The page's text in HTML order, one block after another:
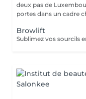
deux pas de
portes dans un cadre
Browlift